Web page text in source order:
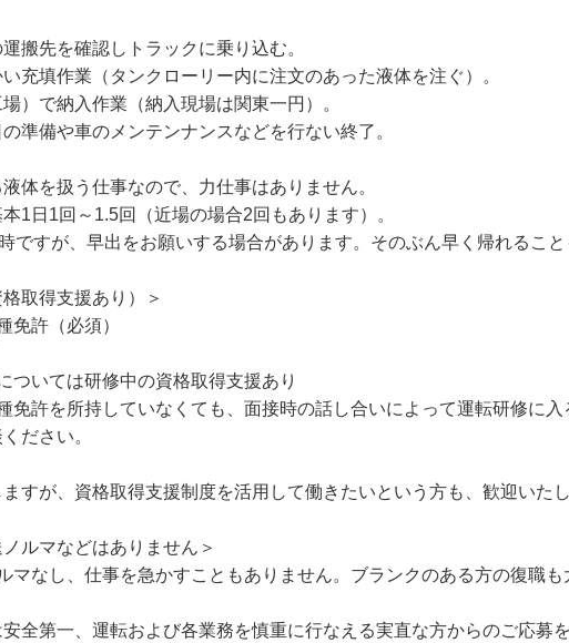
搬先を確認しトラックに乗り込む。
充填作業（タンクローリー内に注文のあった液体を注ぐ）。
）で納入作業（納入現場は関東一円）。
体を扱う仕事なので、力仕事はありません。
1日1回～1.5回（近場の場合2回もあります）。
格取得支援あり）＞
免許（必須）
ついては研修中の資格取得支援あり
免許を所持していなくても、面接時の話し合いによって運転研修に
ノルマなどはありません＞
マなし、仕事を急かすこともありません。ブランクのある方の復職